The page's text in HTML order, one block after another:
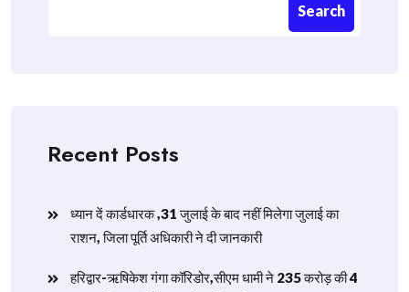
Search
Recent Posts
ध्यान दें कार्डधारक ,31 जुलाई के बाद नहीं मिलेगा जुलाई का
राशन, जिला पूर्ति अधिकारी ने दी जानकारी
हरिद्वार-ऋषिकेश गंगा कॉरिडोर,सीएम धामी ने 235 करोड़ की 4